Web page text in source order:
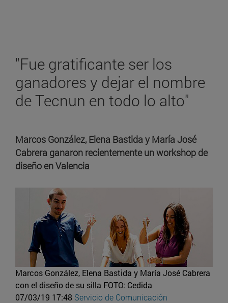
"Fue gratificante ser los
ganadores y dejar el nombre
de Tecnun en todo lo alto"
Marcos González, Elena Bastida y María José
Cabrera ganaron recientemente un workshop de
diseño en Valencia
Marcos González, Elena Bastida y María José Cabrera
con el diseño de su silla FOTO: Cedida
07/03/19 17:48 Servicio de Comunicación